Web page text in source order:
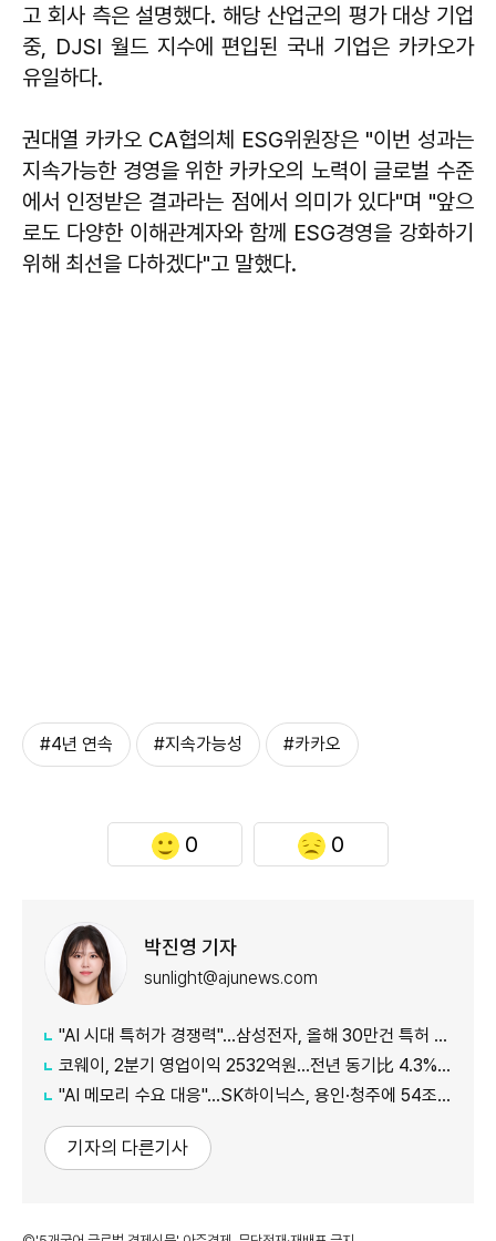
고 회사 측은 설명했다. 해당 산업군의 평가 대상 기업
중, DJSI 월드 지수에 편입된 국내 기업은 카카오가
유일하다.
권대열 카카오 CA협의체 ESG위원장은 "이번 성과는
지속가능한 경영을 위한 카카오의 노력이 글로벌 수준
에서 인정받은 결과라는 점에서 의미가 있다"며 "앞으
로도 다양한 이해관계자와 함께 ESG경영을 강화하기
위해 최선을 다하겠다"고 말했다.
#4년 연속 #지속가능성 #카카오
0 0
박진영 기자
sunlight@ajunews.com
"AI 시대 특허가 경쟁력"…삼성전자, 올해 30만건 특허 시대 연다
코웨이, 2분기 영업이익 2532억원…전년 동기比 4.3% 증가
"AI 메모리 수요 대응"…SK하이닉스, 용인·청주에 54조원 투자
기자의 다른기사